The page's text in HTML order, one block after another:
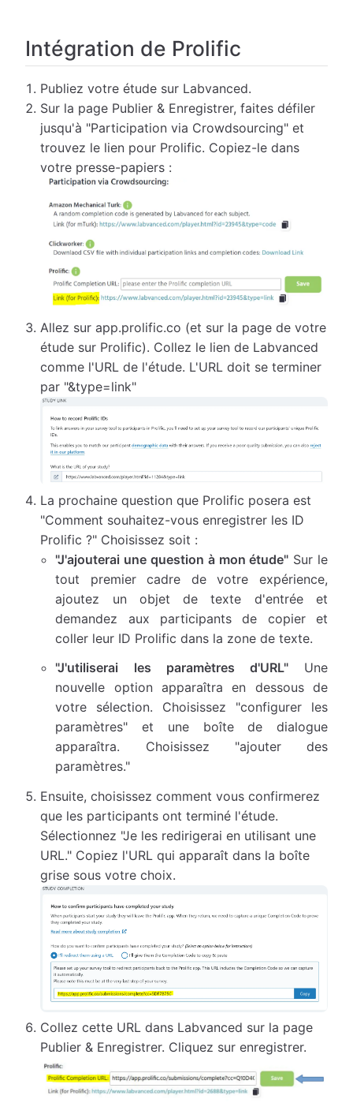
Intégration de Prolific
Publiez votre étude sur Labvanced.
Sur la page Publier & Enregistrer, faites défiler
jusqu'à "Participation via Crowdsourcing" et
trouvez le lien pour Prolific. Copiez-le dans
votre presse-papiers :
Allez sur app.prolific.co (et sur la page de votre
étude sur Prolific). Collez le lien de Labvanced
comme l'URL de l'étude. L'URL doit se terminer
par "&type=link"
La prochaine question que Prolific posera est
"Comment souhaitez-vous enregistrer les ID
Prolific ?" Choisissez soit :
"J'ajouterai une question à mon étude" Sur le
tout premier cadre de votre expérience,
ajoutez un objet de texte d'entrée et
demandez aux participants de copier et
coller leur ID Prolific dans la zone de texte.
"J'utiliserai les paramètres d'URL"Une
nouvelle option apparaîtra en dessous de
votre sélection. Choisissez "configurer les
paramètres" et une boîte de dialogue
apparaîtra. Choisissez "ajouter des
paramètres."
Ensuite, choisissez comment vous confirmerez
que les participants ont terminé l'étude.
Sélectionnez "Je les redirigerai en utilisant une
URL." Copiez l'URL qui apparaît dans la boîte
grise sous votre choix.
Collez cette URL dans Labvanced sur la page
Publier & Enregistrer. Cliquez sur enregistrer.